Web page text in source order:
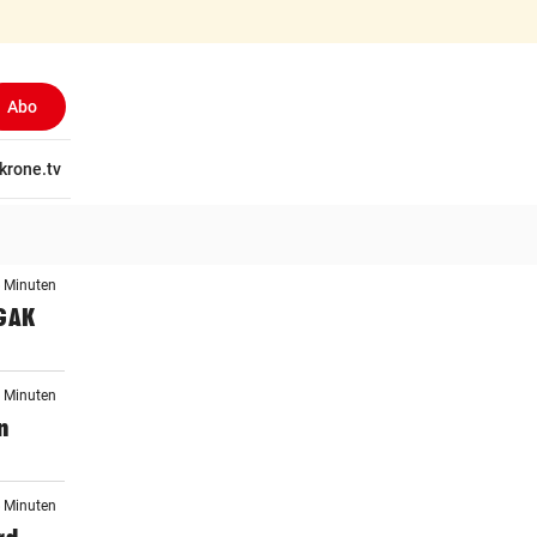
Abo
krone.tv
Minuten
Minuten
Minuten